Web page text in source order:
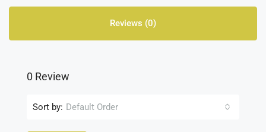
Reviews (0)
0 Review
Sort by: Default Order